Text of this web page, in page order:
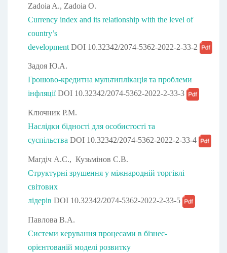
Zadoia A., Zadoia O.
Currency index and its relationship with the level of
country’s
development DOI 10.32342/2074-5362-2022-2-33-2
Задоя Ю.А.
Грошово-кредитна мультиплікація та проблеми
інфляції DOI 10.32342/2074-5362-2022-2-33-3
Ключник Р.М.
Наслідки бідності для особистості та
суспільства DOI 10.32342/2074-5362-2022-2-33-4
Магдіч А.С., Кузьмінов С.В.
Структурні зрушення у міжнародній торгівлі
світових
лідерів DOI 10.32342/2074-5362-2022-2-33-5
Павлова В.А.
Системи керування процесами в бізнес-
орієнтованій моделі розвитку